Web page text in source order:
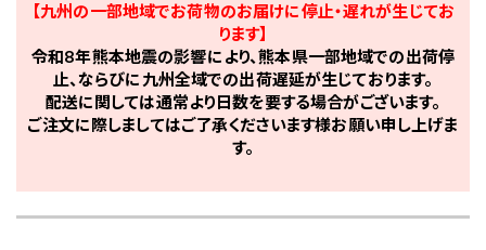
【九州の一部地域でお荷物のお届けに停止・遅れが生じてお
ります】
令和8年熊本地震の影響により、熊本県一部地域での出荷停
止、ならびに九州全域での出荷遅延が生じております。
配送に関しては通常より日数を要する場合がございます。
ご注文に際しましてはご了承くださいます様お願い申し上げま
す。